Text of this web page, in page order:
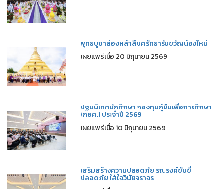
พุทธบูชาส่องหล้าสืบศรัทธารับขวัญน้องใหม่
เผยแพร่เมื่อ 20 มิถุนายน 2569
ปฐมนิเทศนักศึกษา กองทุนกู้ยืมเพื่อการศึกษา
(กยศ.) ประจำปี 2569
เผยแพร่เมื่อ 10 มิถุนายน 2569
เสริมสร้างความปลอดภัย รณรงค์ขับขี่
ปลอดภัย ใส่ใจวินัยจราจร